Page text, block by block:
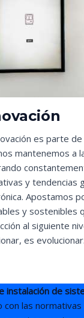
es parte
mantenemos a
y tendencias
Apostamos
y sostenibles
al siguiente
es evolucionar.
instalación de
con las normativas